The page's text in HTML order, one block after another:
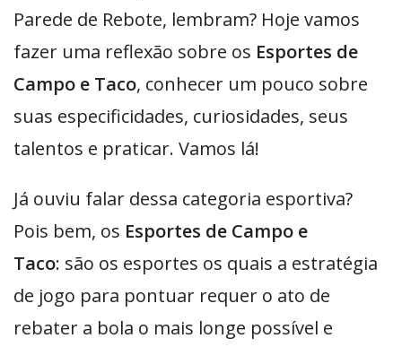
Parede de Rebote, lembram? Hoje vamos
fazer uma reflexão sobre os Esportes de
Campo e Taco, conhecer um pouco sobre
suas especificidades, curiosidades, seus
talentos e praticar. Vamos lá!
Já ouviu falar dessa categoria esportiva?
Pois bem, os Esportes de Campo e
Taco: são os esportes os quais a estratégia
de jogo para pontuar requer o ato de
rebater a bola o mais longe possível e